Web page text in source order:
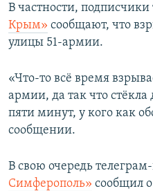
СОВЕТЫ ПРАВОЗАЩИТНИКОВ
ПРОПАВШИЕ БЕЗ ВЕСТИ
КРЫМ.НЕПОКОРЕННЫЙ
ELIFBE
УКРАИНСКАЯ ПРОБЛЕМА КРЫМА
Qırımtatar
В частности,
Крым» сообщают, что
улицы 51-армии.
«Что-то всё время
армии, да так что
пяти минут, у кого как
сообщении.
В свою очередь
Симферополь» сообщил